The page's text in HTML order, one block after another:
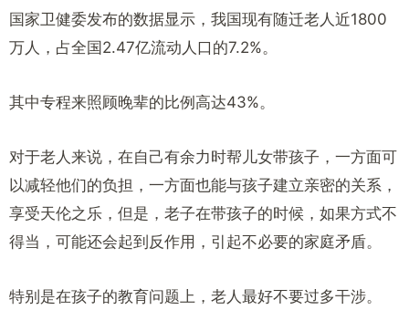
国家卫健委发布的数据显示，我国现有随迁老人近1800
万人，占全国2.47亿流动人口的7.2%。
其中专程来照顾晚辈的比例高达43%。
对于老人来说，在自己有余力时帮儿女带孩子，一方面可
以减轻他们的负担，一方面也能与孩子建立亲密的关系，
享受天伦之乐，但是，老子在带孩子的时候，如果方式不
得当，可能还会起到反作用，引起不必要的家庭矛盾。
特别是在孩子的教育问题上，老人最好不要过多干涉。